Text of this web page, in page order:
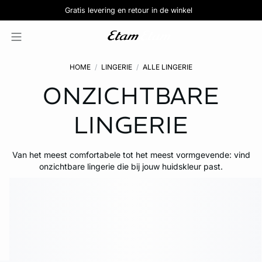
Kleine prijzen : vanaf €5,99Ontdek de selectie
De mooie slipjes : 5 voor €39,99 Ontdek de selectie
-30% op de figuurcorrigerende lingeriePure Perfect
Gratis levering en retour in de winkel
HOME LINGERIE ALLE LINGERIE
ONZICHTBARE
LINGERIE
Van het meest comfortabele tot het meest vormgevende: vind
onzichtbare lingerie die bij jouw huidskleur past.